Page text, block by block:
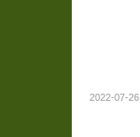
2022-07-26